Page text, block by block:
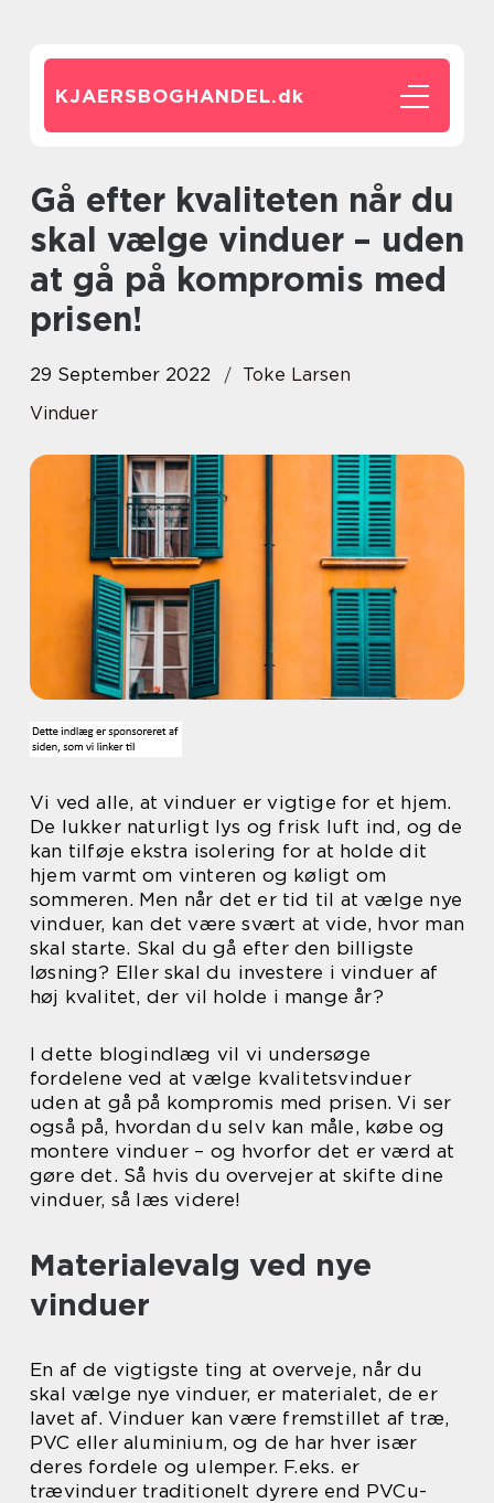
KJAERSBOGHANDEL.dk
Gå efter kvaliteten når du
skal vælge vinduer – uden
at gå på kompromis med
prisen!
29 September 2022
Toke Larsen
Vinduer
Vi ved alle, at vinduer er vigtige for et hjem.
De lukker naturligt lys og frisk luft ind, og de
kan tilføje ekstra isolering for at holde dit
hjem varmt om vinteren og køligt om
sommeren. Men når det er tid til at vælge nye
vinduer, kan det være svært at vide, hvor man
skal starte. Skal du gå efter den billigste
løsning? Eller skal du investere i vinduer af
høj kvalitet, der vil holde i mange år?
I dette blogindlæg vil vi undersøge
fordelene ved at vælge kvalitetsvinduer
uden at gå på kompromis med prisen. Vi ser
også på, hvordan du selv kan måle, købe og
montere vinduer – og hvorfor det er værd at
gøre det. Så hvis du overvejer at skifte dine
vinduer, så læs videre!
Materialevalg ved nye
vinduer
En af de vigtigste ting at overveje, når du
skal vælge nye vinduer, er materialet, de er
lavet af. Vinduer kan være fremstillet af træ,
PVC eller aluminium, og de har hver især
deres fordele og ulemper. F.eks. er
trævinduer traditionelt dyrere end PVCu-